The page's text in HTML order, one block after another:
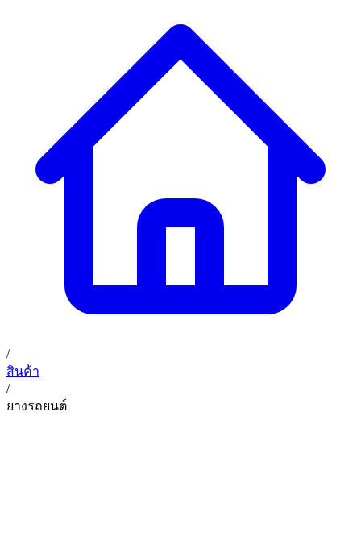
การรับประกันสินค้า
ข่าวสารและโปรโมชั่น
ติดต่อเรา
TH
02 393 3356
ก. เจริญยางยนต์ (บริษัท มิ้งค์ แอนด์ ซีน จำกัด) 2275 ถ.สุขุมวิท
(ระหว่างซอยสุขุมวิท 89/1 - 91) แขวงบางจาก เขตพระโขนง
กรุงเทพมหานคร 10260
ก. เจริญค็อกพิท
อุดมสุข 28 ถนนอุดมสุข แขวงบางนาเหนือ เขตบางนา
/
สินค้า
/
ยางรถยนต์